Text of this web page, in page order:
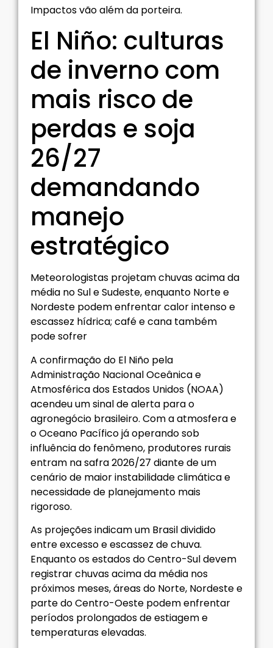
Impactos vão além da porteira.
El Niño: culturas
de inverno com
mais risco de
perdas e soja
26/27
demandando
manejo
estratégico
Meteorologistas projetam chuvas acima da
média no Sul e Sudeste, enquanto Norte e
Nordeste podem enfrentar calor intenso e
escassez hídrica; café e cana também
pode sofrer
A confirmação do El Niño pela
Administração Nacional Oceânica e
Atmosférica dos Estados Unidos (NOAA)
acendeu um sinal de alerta para o
agronegócio brasileiro. Com a atmosfera e
o Oceano Pacífico já operando sob
influência do fenômeno, produtores rurais
entram na safra 2026/27 diante de um
cenário de maior instabilidade climática e
necessidade de planejamento mais
rigoroso.
As projeções indicam um Brasil dividido
entre excesso e escassez de chuva.
Enquanto os estados do Centro-Sul devem
registrar chuvas acima da média nos
próximos meses, áreas do Norte, Nordeste e
parte do Centro-Oeste podem enfrentar
períodos prolongados de estiagem e
temperaturas elevadas.